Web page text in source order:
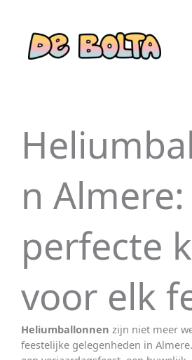
naar
n
perfecte
voor elk
Heliumballonnen zijn niet meer
feestelijke gelegenheden in